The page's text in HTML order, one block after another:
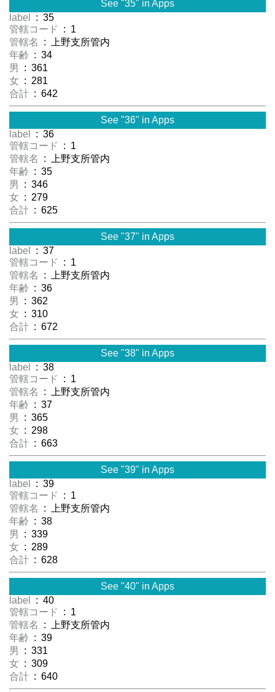
See "35" in Apps
label
: 35
管轄コード
: 1
管轄名
: 上野支所管内
年齢 : 34
男
: 361
女 : 281
合計 : 642
See "36" in Apps
label
: 36
管轄コード
: 1
管轄名
: 上野支所管内
年齢 : 35
男
: 346
女 : 279
合計 : 625
See "37" in Apps
label
: 37
管轄コード
: 1
管轄名
: 上野支所管内
年齢 : 36
男
: 362
女 : 310
合計 : 672
See "38" in Apps
label
: 38
管轄コード
: 1
管轄名
: 上野支所管内
年齢 : 37
男
: 365
女 : 298
合計 : 663
See "39" in Apps
label
: 39
管轄コード
: 1
管轄名
: 上野支所管内
年齢 : 38
男
: 339
女 : 289
合計 : 628
See "40" in Apps
label
: 40
管轄コード
: 1
管轄名
: 上野支所管内
年齢 : 39
男
: 331
女 : 309
合計 : 640